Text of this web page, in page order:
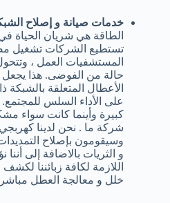
خدمات صيانة و إصلاح
الطاقة هي شريان الحياة في
تستطيع الشركات تشغيل
المستشفيات العمل ،
حالة من الفوضى. هذا
الأعطال المتعلقة بالشبكة
على الأداء السلس
كبيرة وأينما كانت سواء
شركة ما . نحن لدينا
وسيقومون بإصلاح
و الثريات بالاضافة إلى أننا
اللازمة لكافة زبائننا
خلل و معالجة العطل